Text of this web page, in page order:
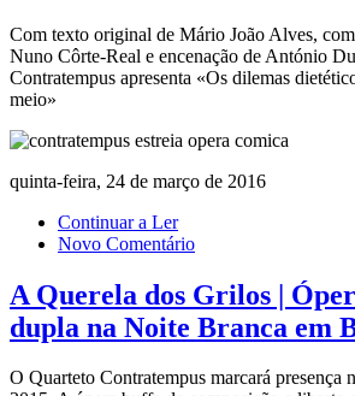
Com texto original de Mário João Alves,
Nuno Côrte-Real e encenação de António
Contratempus apresenta «Os dilemas
meio»
quinta-feira, 24 de março de 2016
Continuar a Ler
Novo Comentário
A Querela dos Grilos |
dupla na Noite Branca em
O Quarteto Contratempus marcará presença